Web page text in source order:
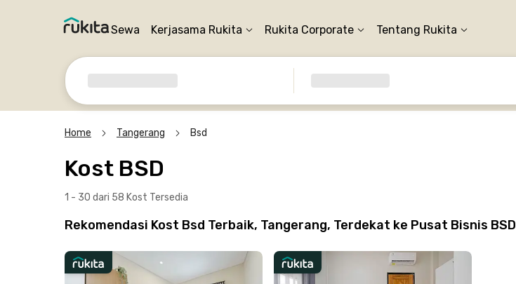
Sewa Kerjasama Rukita Rukita Corporate Tentang Rukita
Home Tangerang Bsd
Kost BSD
1 - 30 dari 58 Kost Tersedia
Rekomendasi Kost Bsd Terbaik, Tangerang, Terdekat ke Pusat Bisnis BSD